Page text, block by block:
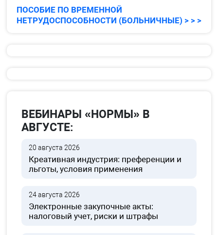
ПОСОБИЕ ПО ВРЕМЕННОЙ
НЕТРУДОСПОСОБНОСТИ (БОЛЬНИЧНЫЕ) > > >
ВЕБИНАРЫ «НОРМЫ» В
АВГУСТЕ:
20 августа 2026
Креативная индустрия: преференции и
льготы, условия применения
24 августа 2026
Электронные закупочные акты:
налоговый учет, риски и штрафы